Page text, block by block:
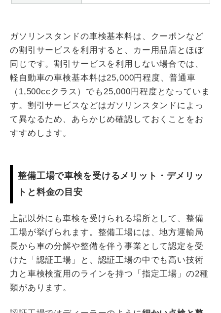
ガソリンスタンドの車検基本料は、クーポンなど
の割引サービスを利用すると、カー用品店とほぼ
同じです。割引サービスを利用しない場合では、
軽自動車の車検基本料は25,000円程度、普通車
（1,500ccクラス）でも25,000円程度となっていま
す。割引サービスなどはガソリンスタンドによっ
て異なるため、あらかじめ確認しておくことをお
すすめします。
整備工場で車検を受けるメリット・デメリッ
トと料金の目安
上記以外にも車検を受けられる場所として、整備
工場が挙げられます。整備工場には、地方運輸局
長から車の分解や整備を伴う事業として認定を受
けた「認証工場」と、認証工場の中でも高い技術
力と車検検査用のラインを持つ「指定工場」の2種
類があります。